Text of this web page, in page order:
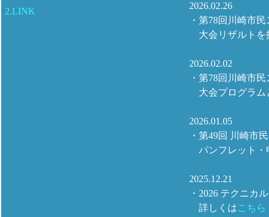
2.LINK
2026.02.26
・第78回川崎市
大会リザルトを
2026.02.02
・第78回川崎市
大会プログラム
2026.01.05
・第49回 川崎市
パンフレット・
2025.12.21
・2026 テクニカ
詳しくはこちら